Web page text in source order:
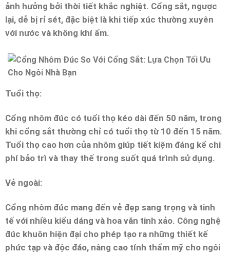
ảnh hưởng bởi thời tiết khắc nghiệt. Cổng sắt, ngược
lại, dễ bị rỉ sét, đặc biệt là khi tiếp xúc thường xuyên
với nước và không khí ẩm.
Tuổi thọ:
Cổng nhôm đúc có tuổi thọ kéo dài đến 50 năm, trong
khi cổng sắt thường chỉ có tuổi thọ từ 10 đến 15 năm.
Tuổi thọ cao hơn của nhôm giúp tiết kiệm đáng kể chi
phí bảo trì và thay thế trong suốt quá trình sử dụng.
Vẻ ngoài:
Cổng nhôm đúc mang đến vẻ đẹp sang trọng và tinh
tế với nhiều kiểu dáng và hoa văn tinh xảo. Công nghệ
đúc khuôn hiện đại cho phép tạo ra những thiết kế
phức tạp và độc đáo, nâng cao tính thẩm mỹ cho ngôi